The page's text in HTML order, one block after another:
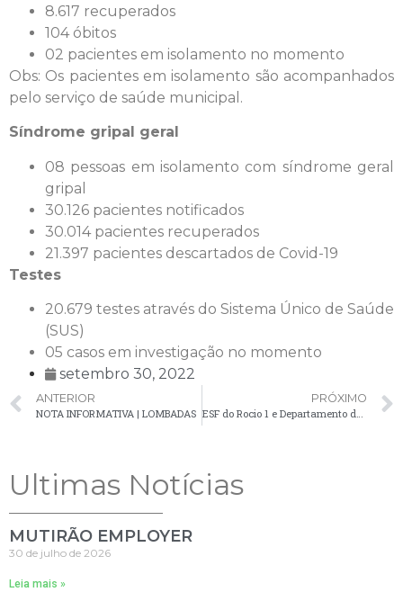
8.617 recuperados
104 óbitos
02 pacientes em isolamento no momento
Obs: Os pacientes em isolamento são acompanhados
pelo serviço de saúde municipal.
Síndrome gripal geral
08 pessoas em isolamento com síndrome geral
gripal
30.126 pacientes notificados
30.014 pacientes recuperados
21.397 pacientes descartados de Covid-19
Testes
20.679 testes através do Sistema Único de Saúde
(SUS)
05 casos em investigação no momento
setembro 30, 2022
ANTERIOR
NOTA INFORMATIVA | LOMBADAS
PRÓXIMO
ESF do Rocio 1 e Departamento de Esporte e Lazer promovem o FUTROSA
Ultimas Notícias
MUTIRÃO EMPLOYER
30 de julho de 2026
Leia mais »